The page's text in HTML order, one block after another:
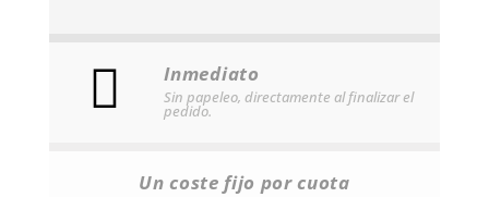
Inmediato
Sin papeleo, directamente al finalizar el
pedido.
Un coste fijo por cuota